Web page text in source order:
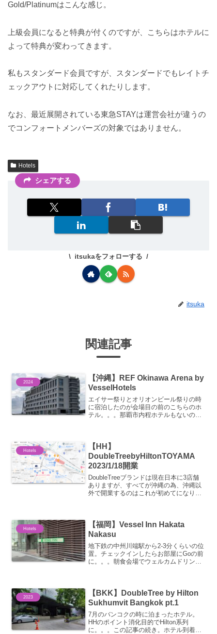
Gold/Platinumはこんな感じ。
上級会員になると特典が付くのですが、こちらはホテルに
よって特典が変わってきます。
私もスタンダード会員ですが、スタンダードでもレイトチ
ェックアウトに対応してくれたりします。
なお、最近展開されている東急STAYは運営会社が違うの
でコンフォートメンバーズの対象ではありません。
Hotels
シェアする
itsukaをフォローする
itsuka
関連記事
2024
【沖縄】REF Okinawa Arena by
VesselHotels
エイサー祭りとオリオンビール祭りの時
に宿泊したのが会場目の前のこちらのホ
テル。。。那覇市内程ホテルもないので
ェックインの時間帯に...
Hotels
【HH】
DoubleTreebyHiltonTOYAMA
2023/1/18開業
DoubleTreeブランドは現在日本に3店舗
ありますが、すべてが沖縄の為、沖縄以
外で開業するのはこれが初めてになりま
り...
Hotels
【福岡】Vessel Inn Hakata
Nakasu
地下鉄の中州川端駅から2-3分くらいの位
置。チェックインしたらお部屋にGoの前
に。。。朝食会場でウェルカムドリンク
様。まぁ。。。狭いよね。。...
2023
【BKK】DoubleTree by Hilton
Sukhumvit Bangkok pt.1
7月のバンコクの時に泊まったホテル。
HHのポイント消化目的でHilton系列
に。。。この記事の続き。ホテル到着も